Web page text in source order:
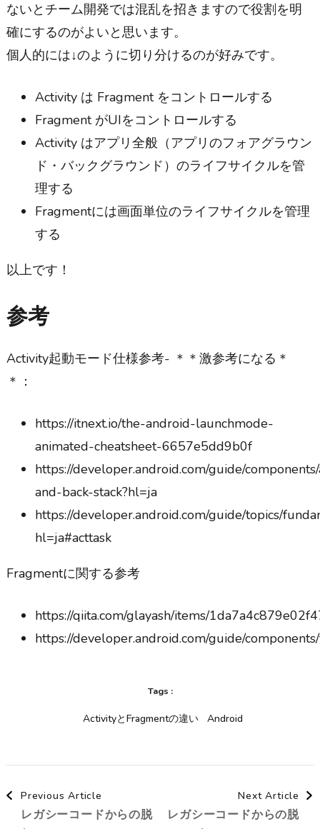
ないとチーム開発では混乱を招きますので役割を明
確にするのがよいと思います。
個人的には↓のように切り分けるのが好みです。
Activity は Fragment をコントロールする
Fragment がUIをコントロールする
Activity はアプリ全般（アプリのフォアグラウン
ド・バックグラウンド）のライフサイクルを管
理する
Fragmentには画面単位のライフサイクルを管理
する
以上です！
参考
Activity起動モード仕様参考- ＊＊激参考になる＊
＊：
https://itnext.io/the-android-launchmode-
animated-cheatsheet-6657e5dd9b0f
https://developer.android.com/guide/
and-back-stack?hl=ja
https://developer.android.com/guide/topics/
hl=ja#acttask
Fragmentに関する参考
https://qiita.com/glayash/items/
https://developer.android.com/guide/
Tags :
ActivityとFragmentの違い Android
Post
Previous Article
レガシーコードからの脱
Next Article
レガシーコードからの脱